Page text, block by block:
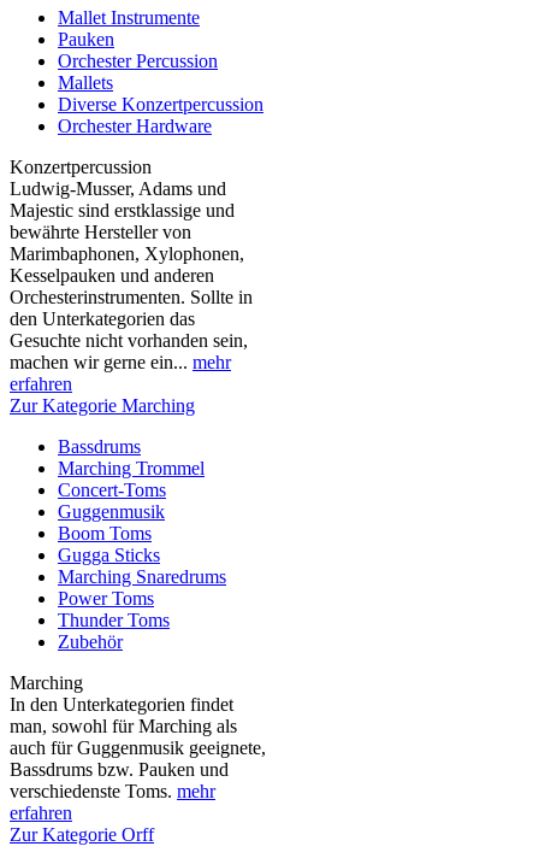
Mallet Instrumente
Pauken
Orchester Percussion
Mallets
Diverse Konzertpercussion
Orchester Hardware
Konzertpercussion
Ludwig-Musser, Adams und
Majestic sind erstklassige und
bewährte Hersteller von
Marimbaphonen, Xylophonen,
Kesselpauken und anderen
Orchesterinstrumenten. Sollte in
den Unterkategorien das
Gesuchte nicht vorhanden sein,
machen wir gerne ein... mehr
erfahren
Zur Kategorie Marching
Bassdrums
Marching Trommel
Concert-Toms
Guggenmusik
Boom Toms
Gugga Sticks
Marching Snaredrums
Power Toms
Thunder Toms
Zubehör
Marching
In den Unterkategorien findet
man, sowohl für Marching als
auch für Guggenmusik geeignete,
Bassdrums bzw. Pauken und
verschiedenste Toms. mehr
erfahren
Zur Kategorie Orff